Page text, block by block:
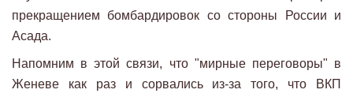
прекращением бомбардировок со стороны России и
Асада.
Напомним в этой связи, что "мирные переговоры" в
Женеве как раз и сорвались из-за того, что ВКП